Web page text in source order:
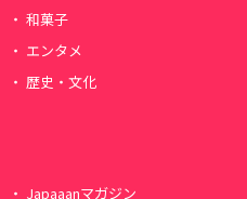
和菓子
エンタメ
歴史・文化
Japaaanマガジン